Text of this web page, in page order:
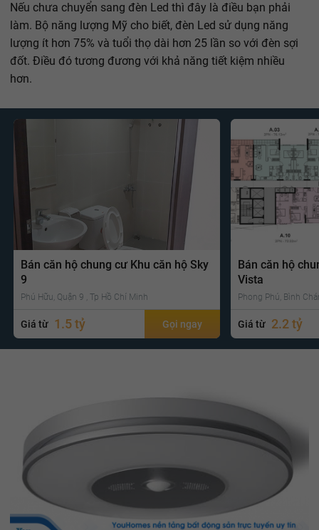
Nếu chưa chuyển sang đèn Led thì đây là điều bạn phải
làm. Bộ năng lượng Mỹ cho biết, đèn Led sử dụng năng
lượng ít hơn 75% và tuổi thọ dài hơn 25 lần so với đèn sợi
đốt. Điều đó tương đương với khả năng tiết kiệm nhiều
hơn.
Bán căn hộ chung cư Khu căn hộ Sky
9
Phú Hữu, Quận 9 , Tp Hồ Chí Minh
Giá từ 1.5 tỷ Gọi ngay
Bán căn hộ
Vista
Phong Phú, Bình
Giá từ 2.2 tỷ